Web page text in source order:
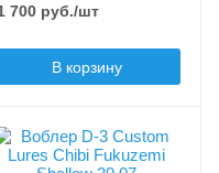
700руб./шт
В корзину
приманки
07